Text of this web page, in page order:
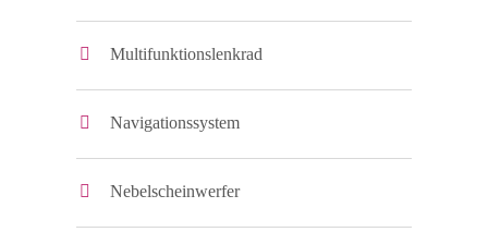
Multifunktionslenkrad
Navigationssystem
Nebelscheinwerfer